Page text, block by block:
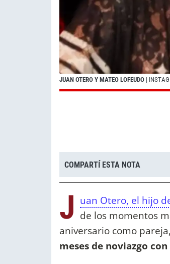
JUAN OTERO Y MATEO LOFEUDO |
COMPARTÍ ESTA NOTA
J uan Otero, el hijo
de los momentos
aniversario como
meses de noviazgo